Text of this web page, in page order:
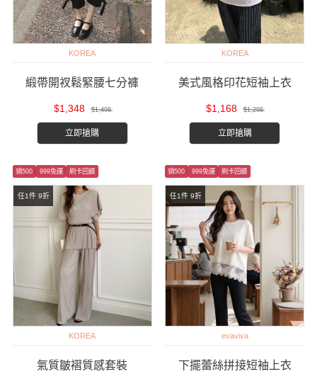
KOREA
緞帶開衩鬆緊腰七分褲
$1,348 $1,498
立即搶購
KOREA
美式風格印花短袖上衣
$1,168 $1,298
立即搶購
任1件 9折
領500 999免運 刷卡回饋
KOREA
氣質皺褶質感套裝
任1件 9折
領500 999免運 刷卡回饋
evaviva
下擺蕾絲拼接短袖上衣